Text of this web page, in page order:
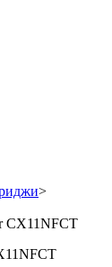
>
CX11NFCT